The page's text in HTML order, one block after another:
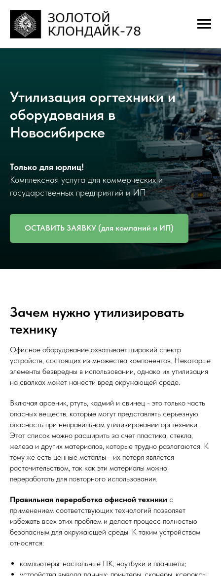
Утилизация оргтехники и
оборудования в
Новосибирске
Только для юрлиц!
Комплексная услуга для коммерческих и
государственных предприятий и ИП
ОСТАВИТЬ ЗАЯВКУ (для компаний и ИП)
Зачем нужно утилизировать
технику
Офисное оборудование охватывает широкий спектр
устройств, состоящих из множества компонентов. Некоторые
элементы безвредны в использовании, однако их утилизация
на свалках может нанести вред окружающей среде.
Включая арсеник, ртуть, кадмий и свинец - это только часть
опасных веществ, которые могут представлять серьезную
опасность при неправильном утилизировании оргтехники.
Этот список можно расширить за счет пластика, стекла,
железа и других материалов, которые трудно разлагаются. К
тому же есть ценные металлы - их потеря является
расточительством, так как эти материалы можно
переработать для повторного использования.
Правильная переработка офисной техники с
применением соответствующих технологий позволяет
избежать всех этих проблем и делает процесс полностью
безопасным для окружающей среды. К таким устройствам
относятся:
компьютеры: настольные ПК, ноутбуки и планшеты;
устройства вывода данных: принтеры, сканеры, ксероксы